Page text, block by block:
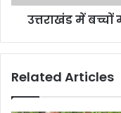
उत्तराखंड में
Related Articles